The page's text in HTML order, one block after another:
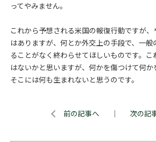
ってやみません。
これから予想される米国の報復行動ですが
はありますが、何とか外交上の手段で、一
ることがなく終わらせてほしいものです。
はないかと思いますが、何かを傷つけて何か
そこには何も生まれないと思うのです。
前の記事へ ｜ 次の記